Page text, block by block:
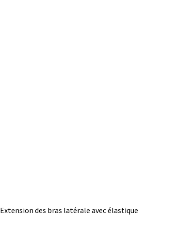
Extension des bras latérale avec élastique